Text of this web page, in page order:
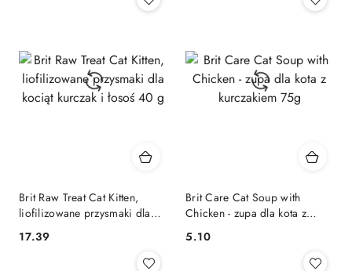
Brit Raw Treat Cat Kitten,
liofilizowane przysmaki dla
kociąt kurczak i łosoś 40 g
Cena:
17.39
Brit Care Cat Soup with
Chicken - zupa dla kota z
kurczakiem 75g
Cena:
5.10